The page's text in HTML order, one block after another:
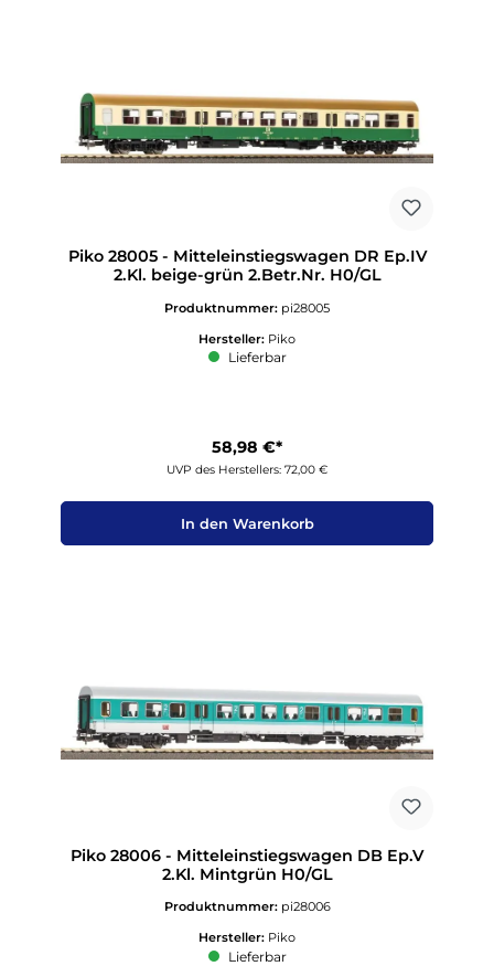
Piko 28005 - Mitteleinstiegswagen DR Ep.IV
2.Kl. beige-grün 2.Betr.Nr. H0/GL
Produktnummer: pi28005
Hersteller: Piko
Lieferbar
58,98 €*
UVP des Herstellers: 72,00 €
In den Warenkorb
Piko 28006 - Mitteleinstiegswagen DB Ep.V
2.Kl. Mintgrün H0/GL
Produktnummer: pi28006
Hersteller: Piko
Lieferbar